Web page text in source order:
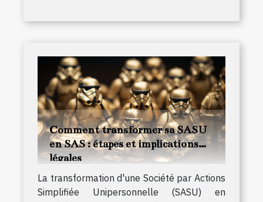
Comment transformer sa SASU
en SAS : étapes et implications
légales
La transformation d'une Société par Actions
Simplifiée Unipersonnelle (SASU) en